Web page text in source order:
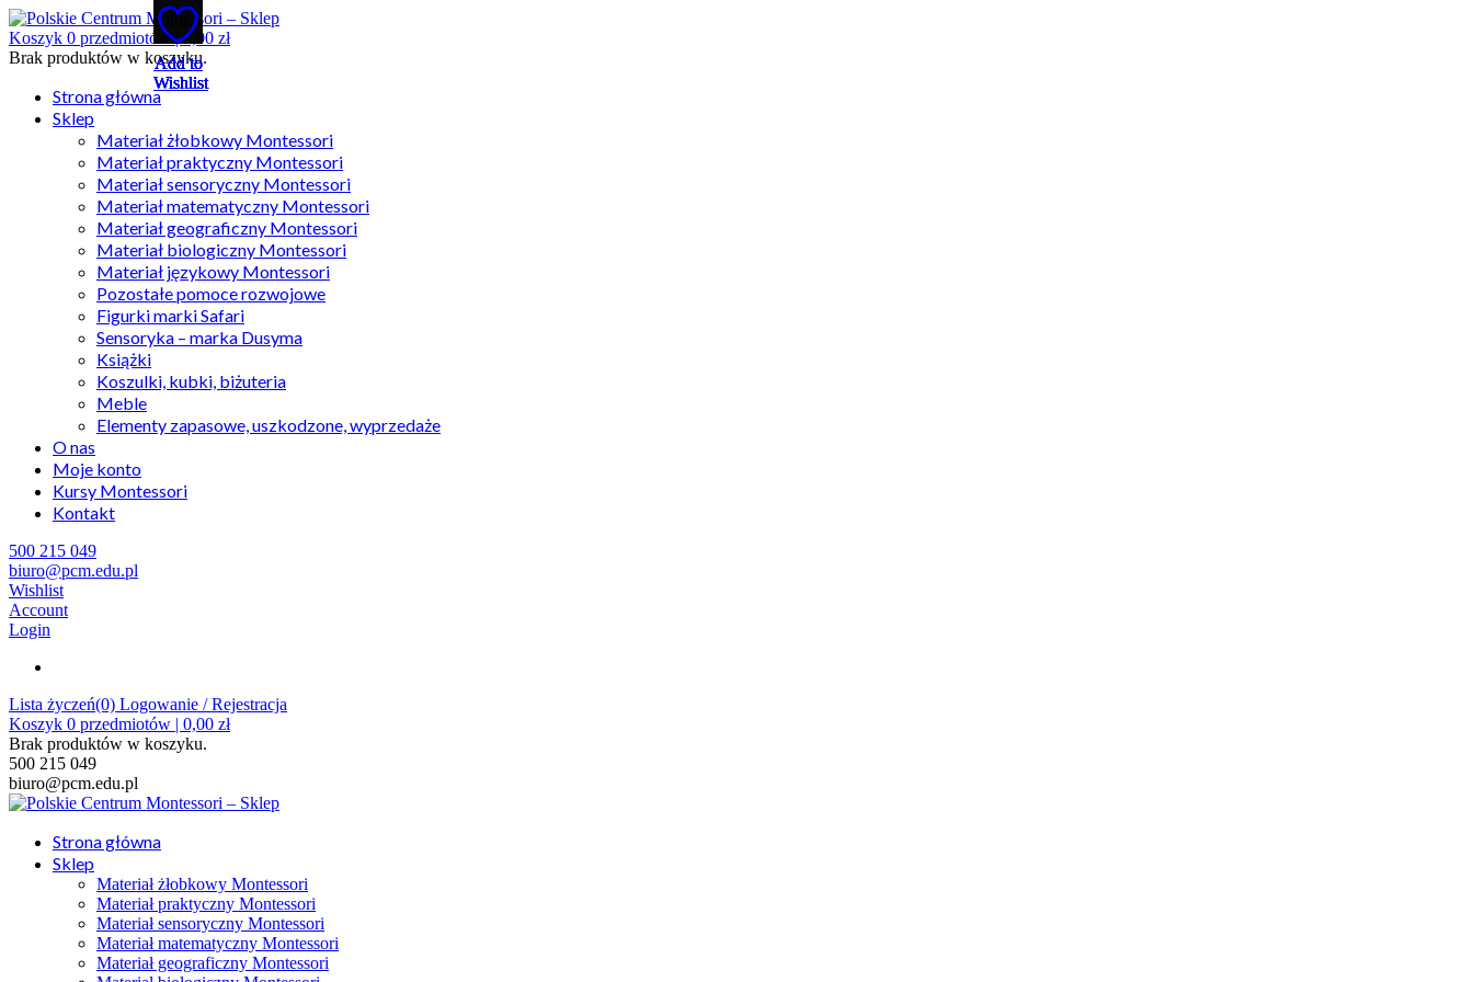
Koszyk 0 przedmiotów |0,00 zł
Brak produktów w koszyku.
Strona główna
Sklep
Materiał żłobkowy Montessori
Materiał praktyczny Montessori
Materiał sensoryczny Montessori
Materiał matematyczny Montessori
Materiał geograficzny Montessori
Materiał biologiczny Montessori
Materiał językowy Montessori
Pozostałe pomoce rozwojowe
Figurki marki Safari
Sensoryka – marka Dusyma
Książki
Koszulki, kubki, biżuteria
Meble
Elementy zapasowe, uszkodzone, wyprzedaże
O nas
Moje konto
Kursy Montessori
Kontakt
500 215 049
biuro@pcm.edu.pl
Wishlist
Account
Login
Lista życzeń(0) Logowanie / Rejestracja
Koszyk 0 przedmiotów | 0,00 zł
Brak produktów w koszyku.
500 215 049
biuro@pcm.edu.pl
Strona główna
Sklep
Materiał żłobkowy Montessori
Materiał praktyczny Montessori
Materiał sensoryczny Montessori
Materiał matematyczny Montessori
Materiał geograficzny Montessori
Add to
Wishlist
Add to
Wishlist
Add to
Wishlist
Add to
Wishlist
Add to
Wishlist